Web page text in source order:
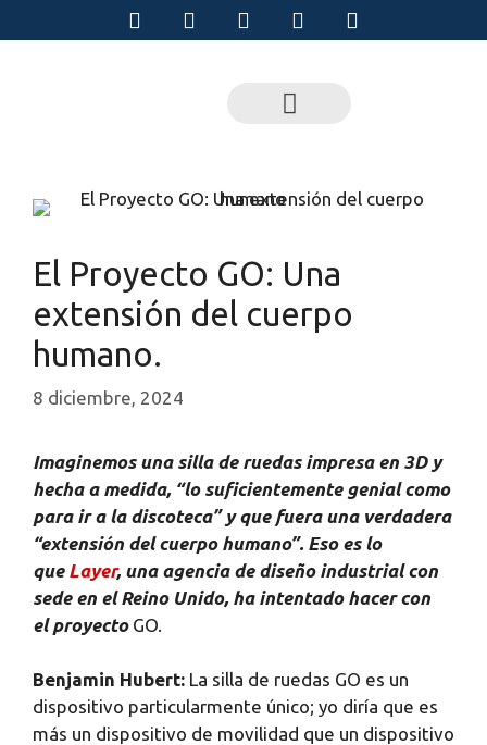
El Proyecto GO: Una
extensión del cuerpo
humano.
8 diciembre, 2024
Imaginemos una silla de ruedas impresa en 3D y
hecha a medida, “lo suficientemente genial como
para ir a la discoteca” y que fuera una verdadera
“extensión del cuerpo humano”. Eso es lo
que Layer, una agencia de diseño industrial con
sede en el Reino Unido, ha intentado hacer con
el proyectoGO.
Benjamin Hubert: La silla de ruedas GO es un
dispositivo particularmente único; yo diría que es
más un dispositivo de movilidad que un dispositivo